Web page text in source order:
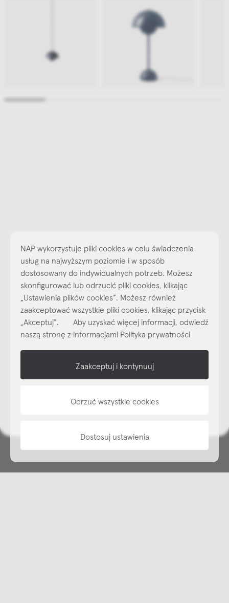
Najlepsze inspiracje i promocje na wyciągnięcie ręki, zapisz się już
dzisiaj do naszego cyklicznego newslettera!
SubskrybujNEWSLETTER
NAP
NAP wykorzystuje pliki cookies w celu świadczenia
usług na najwyższym poziomie i w sposób
dostosowany do indywidualnych potrzeb. Możesz
skonfigurować lub odrzucić pliki cookies, klikając
„Ustawienia plików cookies”. Możesz również
zaakceptować wszystkie pliki cookies, klikając przycisk
„Akceptuj”. Aby uzyskać więcej informacji, odwiedź
naszą stronę z informacjami Polityka prywatności
Zaakceptuj i kontynuuj
Odrzuć wszystkie cookies
Dostosuj ustawienia